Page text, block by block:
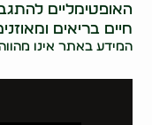
האופטימליים
חיים בריאים
המידע באתר אינו